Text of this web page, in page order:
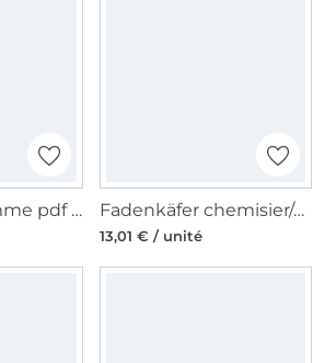
Patron top femme pdf Lovely Lady Top, en allemand Fadenkäfer chemisier/shirt women paper pattern, en allemand
13,01 € / unité